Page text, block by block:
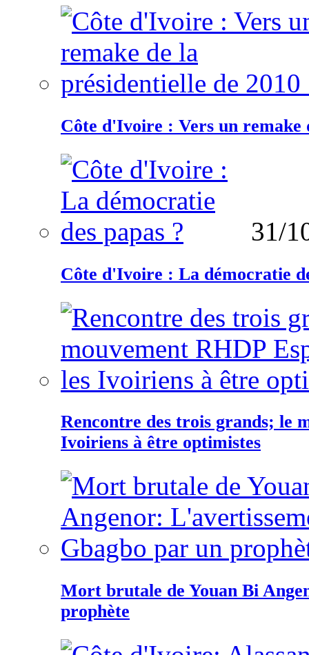
Côte d'Ivoire : Vers un remake
31/
Côte d'Ivoire : La démocratie
Rencontre des trois grands; le
Ivoiriens à être optimistes
Mort brutale de Youan Bi
prophète